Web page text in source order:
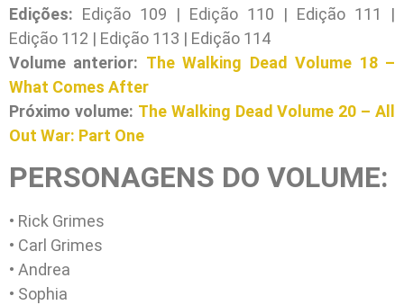
Edições: Edição 109 | Edição 110 | Edição 111 |
Edição 112 | Edição 113 | Edição 114
Volume anterior: The Walking Dead Volume 18 –
What Comes After
Próximo volume: The Walking Dead Volume 20 – All
Out War: Part One
PERSONAGENS DO VOLUME:
• Rick Grimes
• Carl Grimes
• Andrea
• Sophia